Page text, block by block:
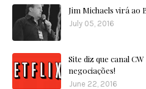
Jim Michaels virá ao
July 05, 2016
Site diz que canal
negociações!
June 22, 2016